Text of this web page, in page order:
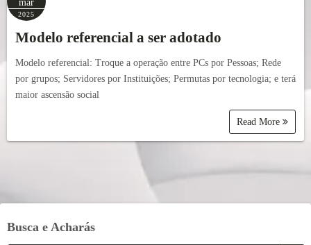
mar
2025
Modelo referencial a ser adotado
Modelo referencial: Troque a operação entre PCs por Pessoas; Rede
por grupos; Servidores por Instituições; Permutas por tecnologia; e terá
maior ascensão social
Read More
Busca e Acharás